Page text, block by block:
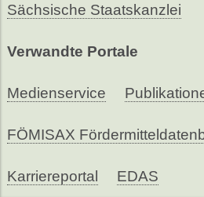
Sächsische Staatskanzlei
Verwandte Portale
Medienservice
FÖMISAX
Karriereportal EDAS